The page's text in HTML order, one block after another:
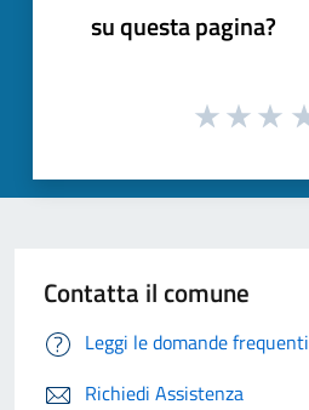
su questa pagina?
Contatta il comune
Leggi le domande frequenti
Richiedi Assistenza